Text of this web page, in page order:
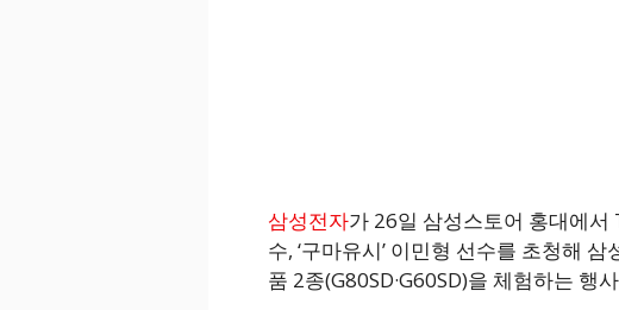
삼성전자가 26일 삼성스토어 홍대에서
수, ‘구마유시’ 이민형 선수를 초청해
품 2종(G80SD·G60SD)을 체험하는 행